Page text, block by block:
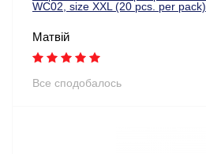
WC02, size XXL (20 pcs. per pack)
Матвій
Все сподобалось